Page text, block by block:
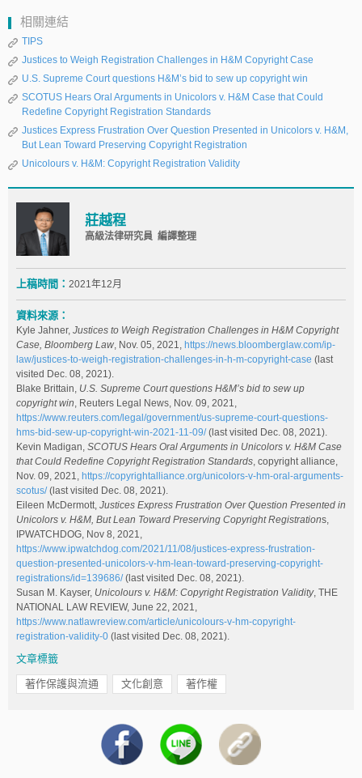
相關連結
TIPS
Justices to Weigh Registration Challenges in H&M Copyright Case
U.S. Supreme Court questions H&M’s bid to sew up copyright win
SCOTUS Hears Oral Arguments in Unicolors v. H&M Case that Could
Redefine Copyright Registration Standards
Justices Express Frustration Over Question Presented in Unicolors v. H&M,
But Lean Toward Preserving Copyright Registration
Unicolours v. H&M: Copyright Registration Validity
莊越程
高級法律研究員 編譯整理
上稿時間： 2021年12月
資料來源：
Kyle Jahner, Justices to Weigh Registration Challenges in H&M Copyright
Case, Bloomberg Law, Nov. 05, 2021, https://news.bloomberglaw.com/ip-
law/justices-to-weigh-registration-challenges-in-h-m-copyright-case (last
visited Dec. 08, 2021).
Blake Brittain, U.S. Supreme Court questions H&M’s bid to sew up
copyright win, Reuters Legal News, Nov. 09, 2021,
https://www.reuters.com/legal/government/us-supreme-court-questions-
hms-bid-sew-up-copyright-win-2021-11-09/(last visited Dec. 08, 2021).
Kevin Madigan, SCOTUS Hears Oral Arguments in Unicolors v. H&M Case
that Could Redefine Copyright Registration Standards, copyright alliance,
Nov. 09, 2021, https://copyrightalliance.org/unicolors-v-hm-oral-arguments-
scotus/(last visited Dec. 08, 2021).
Eileen McDermott, Justices Express Frustration Over Question Presented in
Unicolors v. H&M, But Lean Toward Preserving Copyright Registrations,
IPWATCHDOG, Nov 8, 2021,
https://www.ipwatchdog.com/2021/11/08/justices-express-frustration-
question-presented-unicolors-v-hm-lean-toward-preserving-copyright-
registrations/id=139686/(last visited Dec. 08, 2021).
Susan M. Kayser, Unicolours v. H&M: Copyright Registration Validity, THE
NATIONAL LAW REVIEW, June 22, 2021,
https://www.natlawreview.com/article/unicolours-v-hm-copyright-
registration-validity-0 (last visited Dec. 08, 2021).
文章標籤
著作保護與流通 文化創意 著作權